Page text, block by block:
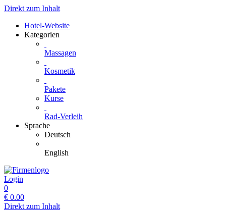
Direkt zum Inhalt
Hotel-Website
Kategorien
Massagen
Kosmetik
Pakete
Kurse
Rad-Verleih
Sprache
Deutsch
English
Login
0
€ 0.00
Direkt zum Inhalt